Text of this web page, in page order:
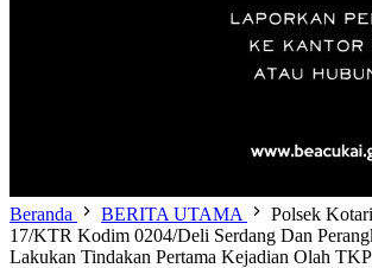
Beranda BERITA UTAMA
Polsek
17/KTR Kodim 0204/Deli Serdang Dan
Lakukan Tindakan Pertama Kejadian Olah